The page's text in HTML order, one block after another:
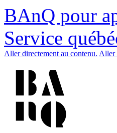
BAnQ pour
Service
Aller directement au contenu. Aller